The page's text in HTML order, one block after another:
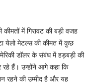
में गिरावट की बड़ी वजह
येलो मेटल्स की कीमत में कुछ
डॉलर के संबंध में हड़बड़ी की
रहे हैं। उन्होंने आगे कहा कि
रहने की उम्मीद है और यह